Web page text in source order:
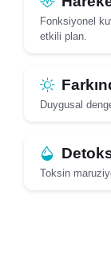
Fonksiyonel
etkili plan.
Duygusal
Toksin